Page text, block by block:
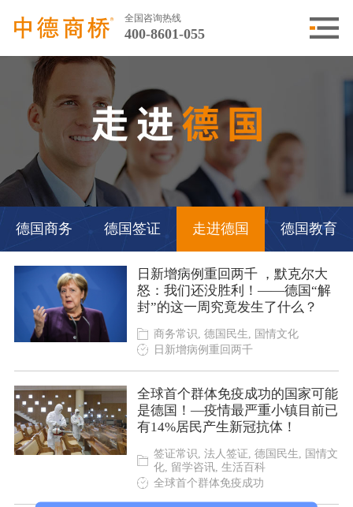
全国咨询热线
400-8601-055
德国商务 德国签证 走进德国 德国教育
日新增病例重回两千 ，默克尔大
怒：我们还没胜利！——德国“解
封”的这一周究竟发生了什么？
商务常识, 德国民生, 国情文化
日新增病例重回两千
全球首个群体免疫成功的国家可能
是德国！—疫情最严重小镇目前已
有14%居民产生新冠抗体！
签证常识, 法人签证, 德国民生, 国情文
化, 留学咨讯, 生活百科
全球首个群体免疫成功